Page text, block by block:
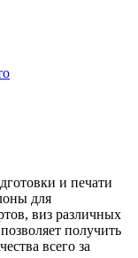
и печати
для
виз различных
получить
всего за